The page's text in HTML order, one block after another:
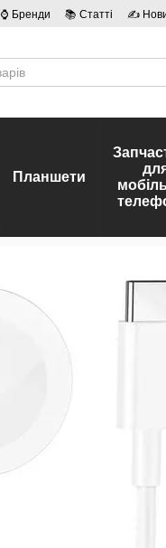
⌚ Бренди 📚 Статті ✍
Планшети